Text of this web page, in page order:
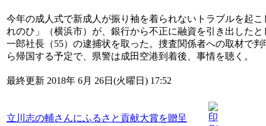
今年の成人式で新成人が振り袖を着られないトラブルを起
れのひ」（横浜市）が、銀行から不正に融資を引き出した
一郎社長（55）の逮捕状を取った。捜査関係者への取材で
ら帰国する予定で、県警は成田空港到着後、事情を聴く。
最終更新 2018年 6月 26日(火曜日) 17:52
立川志の輔さんにふるさと貢献大賞を贈呈